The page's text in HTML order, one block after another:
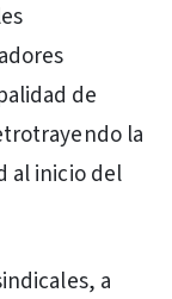
de
la
al inicio del
a